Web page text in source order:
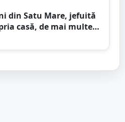
din Satu Mare, jefuită
casă, de mai multe
i se facă dreptate